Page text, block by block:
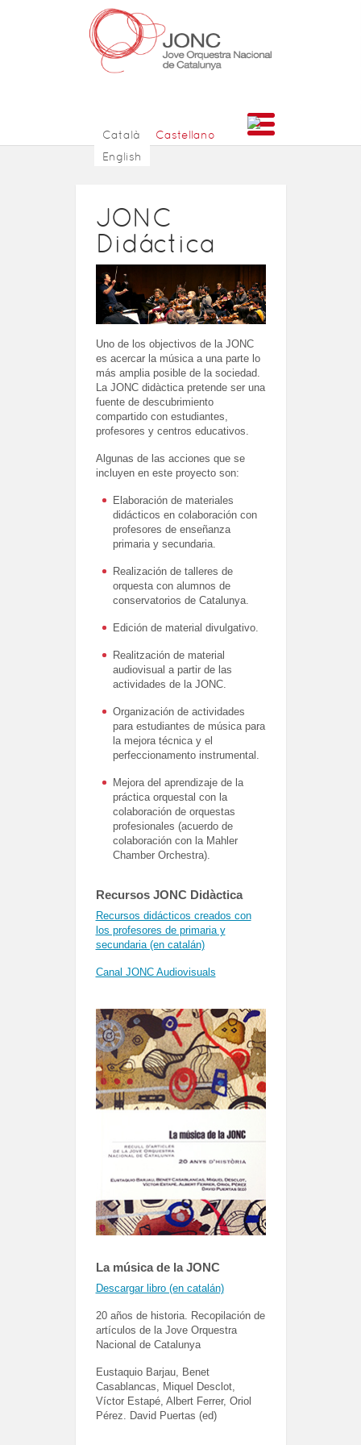
Català
Castellano
English
JONC
Didáctica
Uno de los objectivos de la JONC
es acercar la música a una parte lo
más amplia posible de la sociedad.
La JONC didàctica pretende ser una
fuente de descubrimiento
compartido con estudiantes,
profesores y centros educativos.
Algunas de las acciones que se
incluyen en este proyecto son:
Elaboración de materiales
didácticos en colaboración con
profesores de enseñanza
primaria y secundaria.
Realización de talleres de
orquesta con alumnos de
conservatorios de Catalunya.
Edición de material divulgativo.
Realitzación de material
audiovisual a partir de las
actividades de la JONC.
Organización de actividades
para estudiantes de música para
la mejora técnica y el
perfeccionamento instrumental.
Mejora del aprendizaje de la
práctica orquestal con la
colaboración de orquestas
profesionales (acuerdo de
colaboración con la Mahler
Chamber Orchestra).
Recursos JONC Didàctica
Recursos didácticos creados con
los profesores de primaria y
secundaria (en catalán)
Canal JONC Audiovisuals
La música de la JONC
Descargar libro (en catalán)
20 años de historia. Recopilación de
artículos de la Jove Orquestra
Nacional de Catalunya
Eustaquio Barjau, Benet
Casablancas, Miquel Desclot,
Víctor Estapé, Albert Ferrer, Oriol
Pérez. David Puertas (ed)